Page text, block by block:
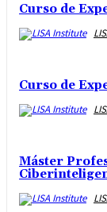
Curso de
Curso de
Máster